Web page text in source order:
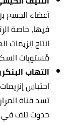
أعضاء الجسم
فيها، خاصة
انتاج
مُستويات
التهاب
احتباس
تسد قناة
حدوث تلف في